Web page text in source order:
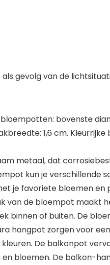
gevolg van de
bovenste
1,6 cm.
metaal, dat
kun je verschillende
je favoriete bloemen en
van de bloempot maakt
binnen of buiten. De
hangpot zorgen voor
De balkonpot
bloemen. De balkon-